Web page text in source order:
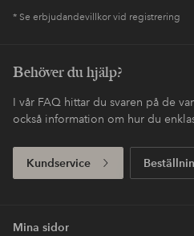
* Se erbjudandevillkor vid registrering
Behöver du hjälp?
I vår FAQ hittar du svaren på de
också information om hur du
Kundservice
Mina sidor